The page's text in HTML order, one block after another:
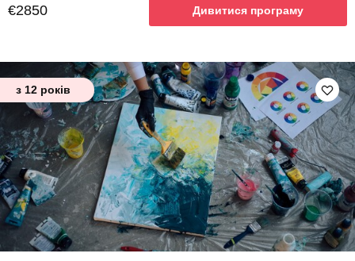
€2850 Дивитися програму
з 12 років